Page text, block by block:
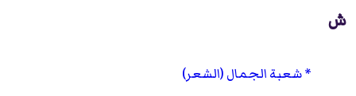
ش
شعبة الجمال (الشعر)